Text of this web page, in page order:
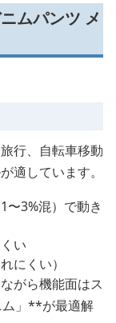
ムパンツ メ
行、自転車移動
適しています。
〜3%混）で動き
い
にくい）
がら機能面はス
」**が最適解